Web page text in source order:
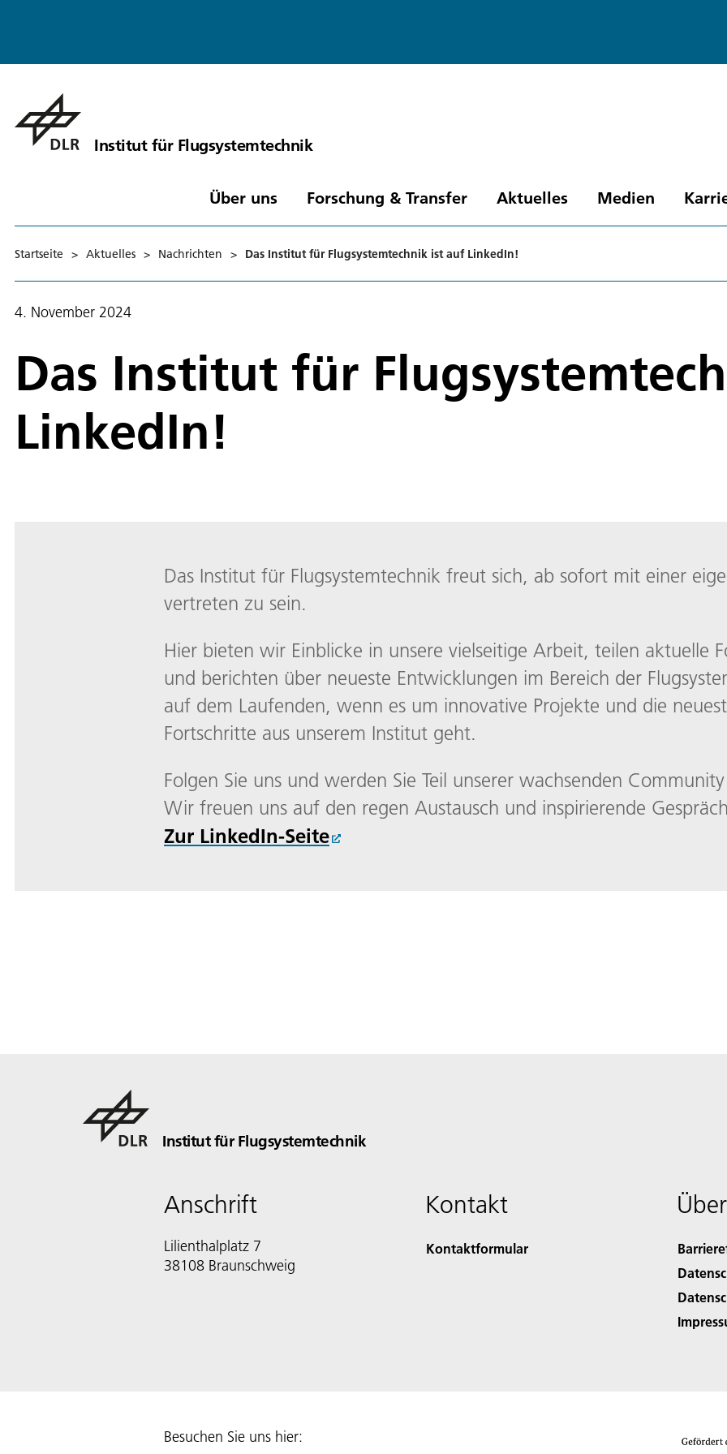
Institut für Flugsystemtechnik
Über uns Forschung & Transfer Aktuelles Medien
Startseite > Aktuelles > Nachrichten > Das Institut für Flugsystemtechnik ist auf LinkedIn!
4. November 2024
Das Institut für
LinkedIn!
Das Institut für Flugsystemtechnik freut sich, ab sofort mit einer
vertreten zu sein.
Hier bieten wir Einblicke in unsere vielseitige Arbeit, teilen aktuelle
und berichten über neueste Entwicklungen im Bereich der
auf dem Laufenden, wenn es um innovative Projekte und die
Fortschritte aus unserem Institut geht.
Folgen Sie uns und werden Sie Teil unserer wachsenden
Wir freuen uns auf den regen Austausch und inspirierende
Zur LinkedIn-Seite
Institut für Flugsystemtechnik
Anschrift
Lilienthalplatz 7
38108 Braunschweig
Kontakt
Kontaktformular
Besuchen Sie uns hier: